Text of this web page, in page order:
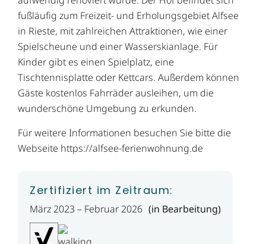
fußläufig zum Freizeit- und Erholungsgebiet Alfsee
in Rieste, mit zahlreichen Attraktionen, wie einer
Spielscheune und einer Wasserskianlage. Für
Kinder gibt es einen Spielplatz, eine
Tischtennisplatte oder Kettcars. Außerdem können
Gäste kostenlos Fahrräder ausleihen, um die
wunderschöne Umgebung zu erkunden.
Für weitere Informationen besuchen Sie bitte die
Webseite https://alfsee-ferienwohnung.de
Zertifiziert im Zeitraum:
März 2023 – Februar 2026 (in Bearbeitung)